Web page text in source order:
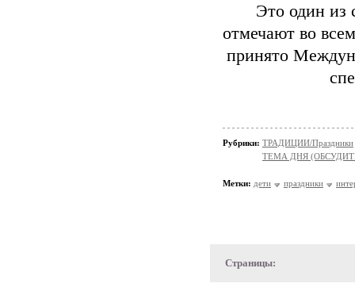
Это один из
отмечают во
принято
Рубрики: ТРАДИЦИИ/Праздники
ТЕМА ДНЯ
Метки: дети праздники
Страницы: